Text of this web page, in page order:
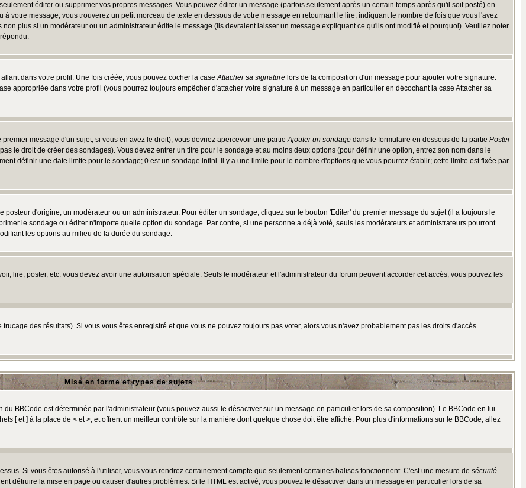
éditer ou supprimer vos propres messages. Vous pouvez éditer un message (parfois seulement après un certain temps après qu'il soit posté) en
votre message, vous trouverez un petit morceau de texte en dessous de votre message en retournant le lire, indiquant le nombre de fois que vous l'avez
plus si un modérateur ou un administrateur édite le message (ils devraient laisser un message expliquant ce qu'ils ont modifié et pourquoi). Veuillez noter
dans votre profil. Une fois créée, vous pouvez cocher la caseAttacher sa signature lors de la composition d'un message pour ajouter votre signature.
appropriée dans votre profil (vous pourrez toujours empêcher d'attacher votre signature à un message en particulier en décochant la case Attacher sa
message d'un sujet, si vous en avez le droit), vous devriez apercevoir une partieAjouter un sondage dans le formulaire en dessous de la partie Poster
le droit de créer des sondages). Vous devez entrer un titre pour le sondage et au moins deux options (pour définir une option, entrez son nom dans le
définir une date limite pour le sondage; 0 est un sondage infini. Il y a une limite pour le nombre d'options que vous pourrez établir; cette limite est fixée par
d'origine, un modérateur ou un administrateur. Pour éditer un sondage, cliquez sur le bouton 'Editer' du premier message du sujet (il a toujours le
le sondage ou éditer n'importe quelle option du sondage. Par contre, si une personne a déjà voté, seuls les modérateurs et administrateurs pourront
les options au milieu de la durée du sondage.
lire, poster, etc. vous devez avoir une autorisation spéciale. Seuls le modérateur et l'administrateur du forum peuvent accorder cet accès; vous pouvez les
des résultats). Si vous vous êtes enregistré et que vous ne pouvez toujours pas voter, alors vous n'avez probablement pas les droits d'accès
Mise en forme et types de sujets
BBCode est déterminée par l'administrateur (vous pouvez aussi le désactiver sur un message en particulier lors de sa composition). Le BBCode en lui-
[ et ] à la place de < et >, et offrent un meilleur contrôle sur la manière dont quelque chose doit être affiché. Pour plus d'informations sur le BBCode, allez
Si vous êtes autorisé à l'utiliser, vous vous rendrez certainement compte que seulement certaines balises fonctionnent. C'est une mesure de sécurité
détruire la mise en page ou causer d'autres problèmes. Si le HTML est activé, vous pouvez le désactiver dans un message en particulier lors de sa